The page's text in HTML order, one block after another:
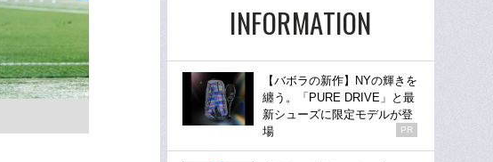
INFORMATION
【バボラの新作】NYの輝きを
纏う。「PURE DRIVE」と最
新シューズに限定モデルが登
場
PR